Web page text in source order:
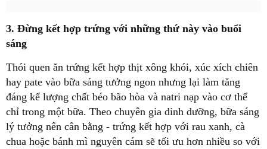
3. Đừng kết hợp trứng với những thứ này vào buổi
sáng
Thói quen ăn trứng kết hợp thịt xông khói, xúc xích chiên
hay pate vào bữa sáng tưởng ngon nhưng lại làm tăng
đáng kể lượng chất béo bão hòa và natri nạp vào cơ thể
chỉ trong một bữa. Theo chuyên gia dinh dưỡng, bữa sáng
lý tưởng nên cân bằng - trứng kết hợp với rau xanh, cà
chua hoặc bánh mì nguyên cám sẽ tối ưu hơn nhiều so với